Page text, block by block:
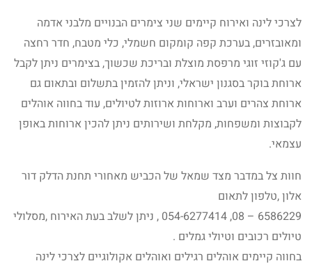
לצרכי לינה ואירוח קיימים שני צימרים הבנויים מלבני אדמה
ומאובזרים, בערכת קפה קומקום חשמלי, כלי מטבח, חדר רחצה
עם ג'קוזי זוגי מרפסת מוצלת ובריכת שכשוך, בצימרים ניתן לקבל
ארוחת בוקר בסגנון ישראלי, וניתן להזמין בתשלום ובתאום גם
ארוחת צהרים וערב וארוחות ארוזות לטיולים, עוד בחווה אוהלים
לקבוצות ומשפחות, מקלחת ושירותים ניתן להכין ארוחות באופן
עצמאי.
חוות צל במדבר מצד שמאל של הכביש מאחורי תחנת הדלק דור
אלון ,טלפון לתאום
6586229 – 08, 054-6277414 , ניתן לשלב בעת האירוח ,מסלולי
טיולים רכובים וטיולי גמלים .
בחווה קיימים אוהלים רגילים ואוהלים אקולוגיים לצרכי לינה